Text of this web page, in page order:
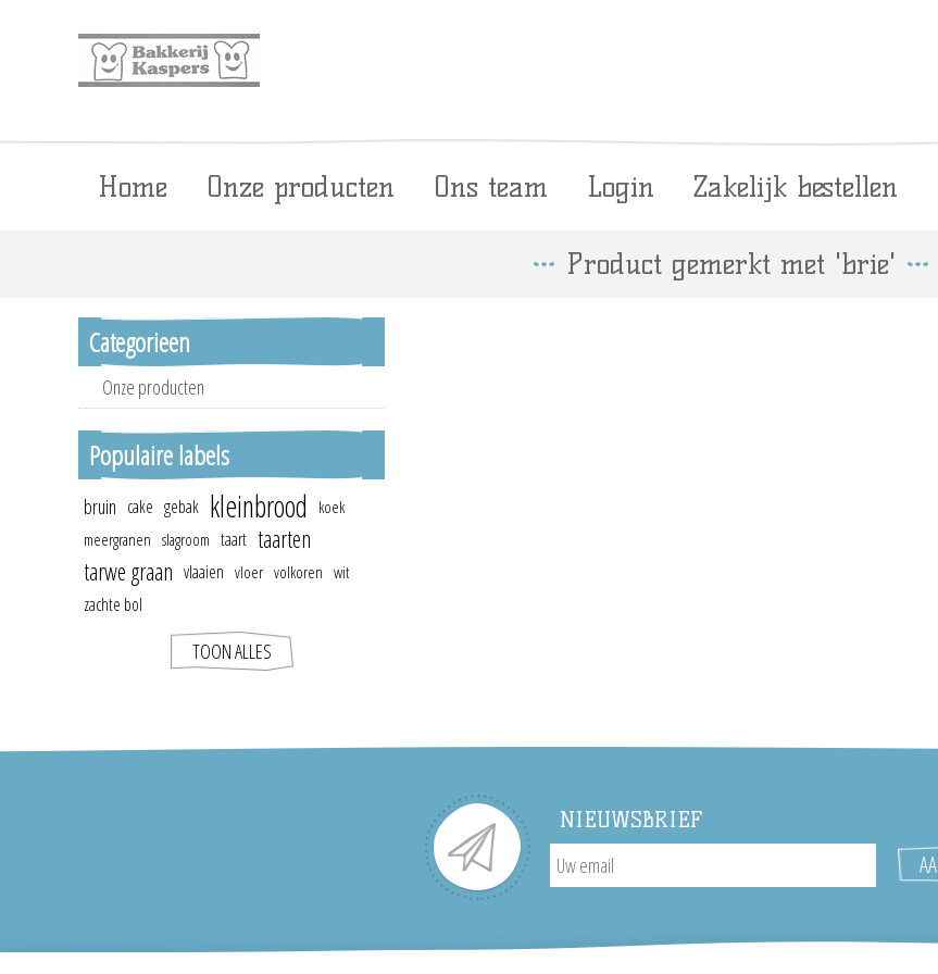
Home Onze producten Ons team Login Zakelijk bestellen
Product gemerkt met 'brie'
Categorieen
Onze producten
Populaire labels
bruin cake gebak kleinbrood
koek
meergranen slagroom taart taarten
tarwe graan vlaaien vloer volkoren wit
zachte bol
TOON ALLES
NIEUWSBRIEF